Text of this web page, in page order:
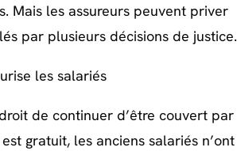
Mais les assureurs peuvent priver
par plusieurs décisions de justice.
les salariés
de continuer d’être couvert par
gratuit, les anciens salariés n’ont